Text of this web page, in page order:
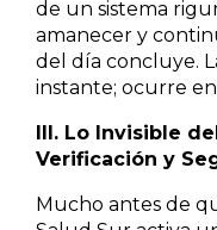
de un sistema
amanecer y
del día concluye.
instante; ocurre
III. Lo Invisible
Verificación y
Mucho antes de